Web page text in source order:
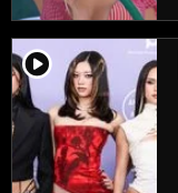
player2